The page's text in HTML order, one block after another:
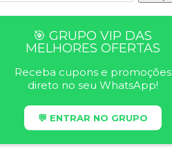
🎯 GRUPO VIP DAS
MELHORES OFERTAS
Receba cupons e promoções
direto no seu WhatsApp!
💬 ENTRAR NO GRUPO